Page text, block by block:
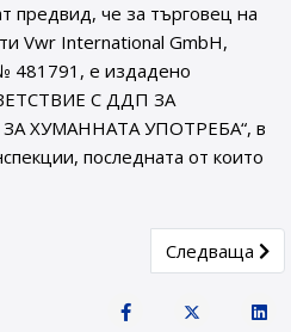
предвид, че за търговец на
Vwr International GmbH,
481791, e издадено
С ДДП ЗА
ХУМАННАТА УПОТРЕБА“, в
последната от които
ФАРМАЦЕВТИЧНИNext article:
Следваща